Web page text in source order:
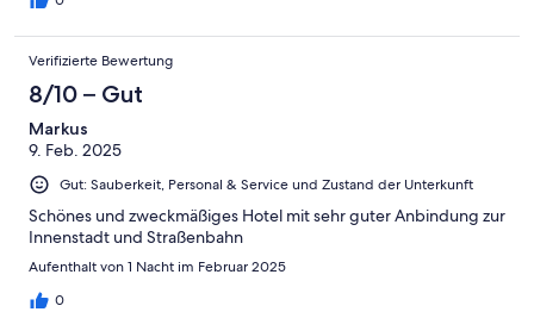
Verifizierte Bewertung
8/10 – Gut
Markus
9. Feb. 2025
Gut: Sauberkeit, Personal & Service und Zustand der Unterkunft
Schönes und zweckmäßiges Hotel mit sehr guter Anbindung zur
Innenstadt und Straßenbahn
Aufenthalt von 1 Nacht im Februar 2025
0